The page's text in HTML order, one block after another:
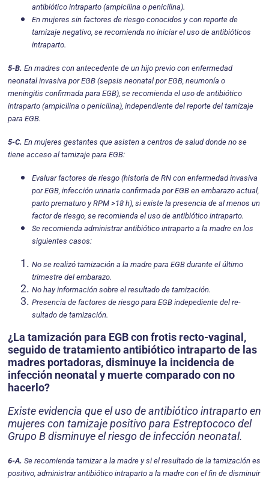
antibiótico intraparto (ampicilina o penicilina).
En mujeres sin factores de riesgo conocidos y con reporte de
tamizaje negativo, se recomienda no iniciar el uso de antibióticos
intraparto.
5-B. En madres con antecedente de un hijo previo con enfermedad
neonatal invasiva por EGB (sepsis neonatal por EGB, neumonía o
meningitis confirma­da para EGB), se recomienda el uso de antibiótico
intraparto (ampicilina o penicilina), independiente del reporte del tamizaje
para EGB.
5-C. En mujeres gestantes que asisten a centros de salud donde no se
tiene acceso al tamizaje para EGB:
Evaluar factores de riesgo (historia de RN con enfermedad invasiva
por EGB, infección urinaria confirmada por EGB en embarazo actual,
parto prematuro y RPM >18 h), si existe la presencia de al menos un
factor de riesgo, se recomienda el uso de antibiótico intraparto.
Se recomienda administrar antibiótico intraparto a la madre en los
siguientes casos:
No se realizó tamización a la madre para EGB durante el último
trimestre del embarazo.
No hay información sobre el resultado de tamización.
Presencia de factores de riesgo para EGB indepediente del re­
sultado de tamización.
¿La tamización para EGB con frotis recto-vaginal,
seguido de tratamiento antibiótico intraparto de las
madres portadoras, disminuye la incidencia de
infección neonatal y muerte comparado con no
hacerlo?
Existe evidencia que el uso de antibiótico intraparto en
mujeres con tamizaje positivo para Estrepto­coco del
Grupo B disminuye el riesgo de infección neonatal.
6-A. Se recomienda tamizar a la madre y si el resul­tado de la tamización es
positivo, administrar anti­biótico intraparto a la madre con el fin de disminuir